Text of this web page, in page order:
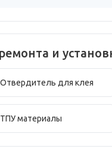
и
Отвердитель для клея
ТПУ материалы